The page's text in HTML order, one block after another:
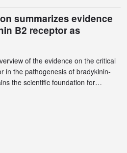
summarizes evidence
B2 receptor as
of the evidence on the critical
in the pathogenesis of bradykinin-
the scientific foundation for
as a therapeutic strategy for
diseases